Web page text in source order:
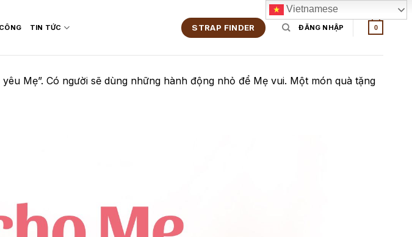
TIN TỨC STRAP FINDER ĐĂNG NHẬP 0
Mẹ”. Có người sẽ dùng những hành động nhỏ để Mẹ vui. Một món quà tặng
Vietnamese